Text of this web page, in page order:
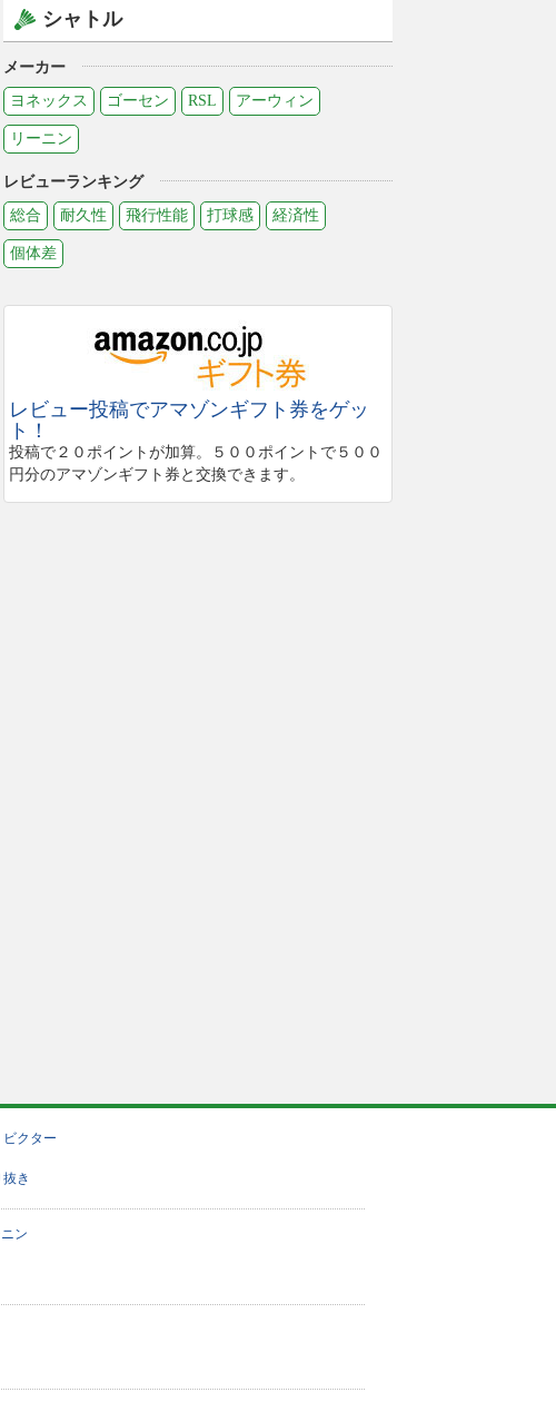
シャトル
メーカー
ヨネックス
ゴーセン RSL アーウィン
リーニン
レビューランキング
総合
耐久性 飛行性能 打球感 経済性
個体差
レビュー投稿でアマゾンギフト券をゲッ
ト！
投稿で２０ポイントが加算。５００ポイントで５００
円分のアマゾンギフト券と交換できます。
ビクター
き
ン